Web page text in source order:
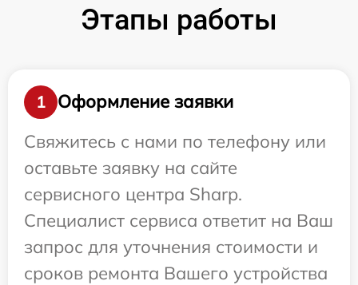
Этапы работы
1
Оформление заявки
Свяжитесь с нами по телефону или
оставьте заявку на сайте
сервисного центра Sharp.
Специалист сервиса ответит на Ваш
запрос для уточнения стоимости и
сроков ремонта Вашего устройства